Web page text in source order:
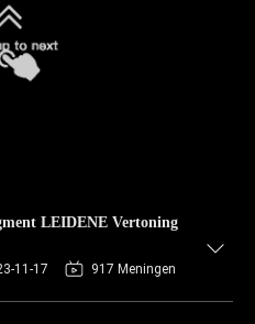
LEIDENE Vertoning
11-17 917 Meningen